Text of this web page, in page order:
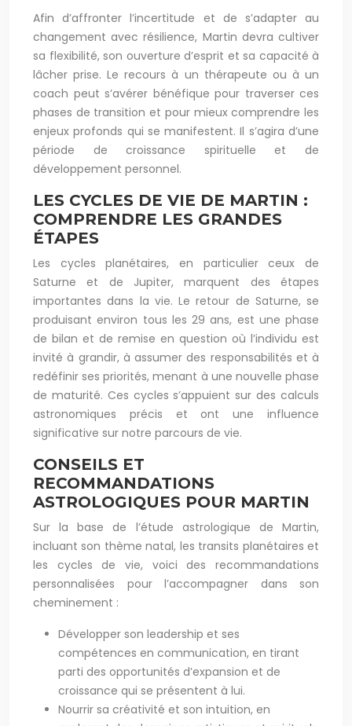
Afin d’affronter l’incertitude et de s’adapter au
changement avec résilience, Martin devra cultiver
sa flexibilité, son ouverture d’esprit et sa capacité à
lâcher prise. Le recours à un thérapeute ou à un
coach peut s’avérer bénéfique pour traverser ces
phases de transition et pour mieux comprendre les
enjeux profonds qui se manifestent. Il s’agira d’une
période de croissance spirituelle et de
développement personnel.
LES CYCLES DE VIE DE MARTIN :
COMPRENDRE LES GRANDES
ÉTAPES
Les cycles planétaires, en particulier ceux de
Saturne et de Jupiter, marquent des étapes
importantes dans la vie. Le retour de Saturne, se
produisant environ tous les 29 ans, est une phase
de bilan et de remise en question où l’individu est
invité à grandir, à assumer des responsabilités et à
redéfinir ses priorités, menant à une nouvelle phase
de maturité. Ces cycles s’appuient sur des calculs
astronomiques précis et ont une influence
significative sur notre parcours de vie.
CONSEILS ET
RECOMMANDATIONS
ASTROLOGIQUES POUR MARTIN
Sur la base de l’étude astrologique de Martin,
incluant son thème natal, les transits planétaires et
les cycles de vie, voici des recommandations
personnalisées pour l’accompagner dans son
cheminement :
Développer son leadership et ses
compétences en communication, en tirant
parti des opportunités d’expansion et de
croissance qui se présentent à lui.
Nourrir sa créativité et son intuition, en